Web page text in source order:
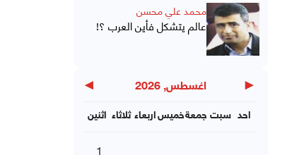
محمد علي محسن
عالم يتشكل فأين العرب ؟!
◀ اغسطس, 2026 ▶
اثنين ثلاثاء اربعاءخميسجمعة سبت احد
1